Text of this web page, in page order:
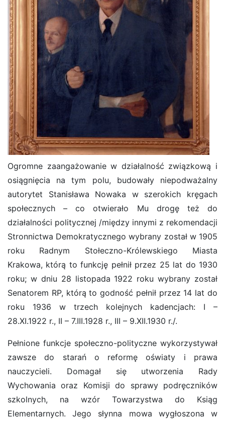
Ogromne zaangażowanie w działalność związkową i
osiągnięcia na tym polu, budowały niepodważalny
autorytet Stanisława Nowaka w szerokich kręgach
społecznych – co otwierało Mu drogę też do
działalności politycznej /między innymi z rekomendacji
Stronnictwa Demokratycznego wybrany został w 1905
roku Radnym Stołeczno-Królewskiego Miasta
Krakowa, którą to funkcję pełnił przez 25 lat do 1930
roku; w dniu 28 listopada 1922 roku wybrany został
Senatorem RP, którą to godność pełnił przez 14 lat do
roku 1936 w trzech kolejnych kadencjach: I –
28.XI.1922 r., II – 7.III.1928 r., III – 9.XII.1930 r./.
Pełnione funkcje społeczno-polityczne wykorzystywał
zawsze do starań o reformę oświaty i prawa
nauczycieli. Domagał się utworzenia Rady
Wychowania oraz Komisji do sprawy podręczników
szkolnych, na wzór Towarzystwa do Ksiąg
Elementarnych. Jego słynna mowa wygłoszona w